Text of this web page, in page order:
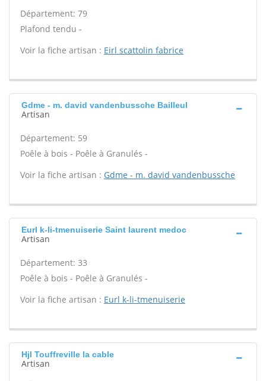
Département: 79
Plafond tendu -
Voir la fiche artisan : Eirl scattolin fabrice
Gdme - m. david vandenbussche Bailleul
Artisan
Département: 59
Poêle à bois - Poêle à Granulés -
Voir la fiche artisan : Gdme - m. david vandenbussche
Eurl k-li-tmenuiserie Saint laurent medoc
Artisan
Département: 33
Poêle à bois - Poêle à Granulés -
Voir la fiche artisan : Eurl k-li-tmenuiserie
Hjl Touffreville la cable
Artisan